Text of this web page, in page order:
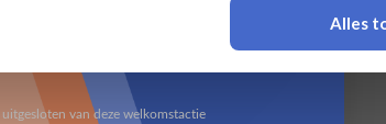
Alles
van deze welkomstactie